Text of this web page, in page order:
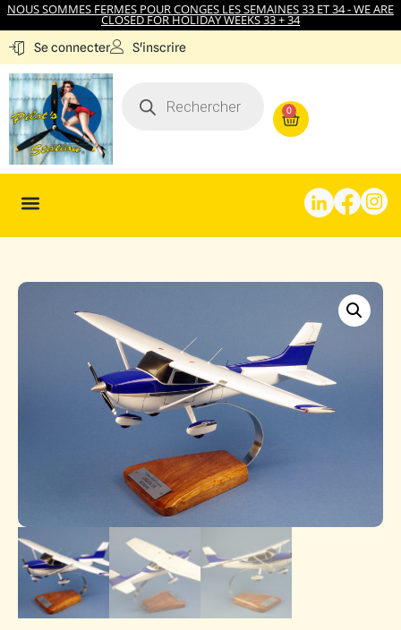
NOUS SOMMES FERMES POUR CONGES LES SEMAINES 33 ET 34 - WE ARE
CLOSED FOR HOLIDAY WEEKS 33 + 34
Se connecter S'inscrire
0